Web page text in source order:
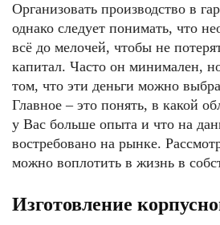
Организовать производство в
однако следует понимать, что
всё до мелочей, чтобы не
капитал. Часто он минимален,
том, что эти деньги можно
Главное – это понять, в какой
у Вас больше опыта и что на
востребовано на рынке.
можно воплотить в жизнь в
Изготовление